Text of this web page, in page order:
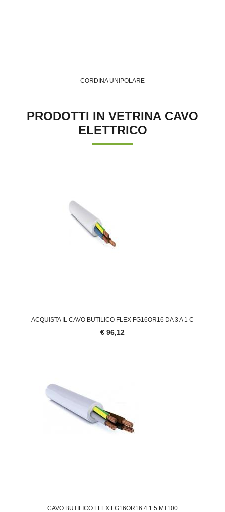
CORDINA UNIPOLARE
PRODOTTI IN VETRINA CAVO
ELETTRICO
ACQUISTA IL CAVO BUTILICO FLEX FG16OR16 DA 3 A 1 C
€ 96,12
CAVO BUTILICO FLEX FG16OR16 4 1 5 MT100